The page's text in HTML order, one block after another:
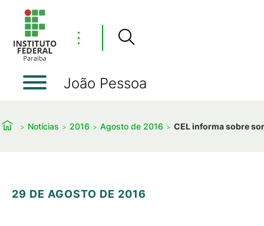
⋮
João Pessoa
Notícias 2016 Agosto de 2016 CEL informa sobre
29 DE AGOSTO DE 2016